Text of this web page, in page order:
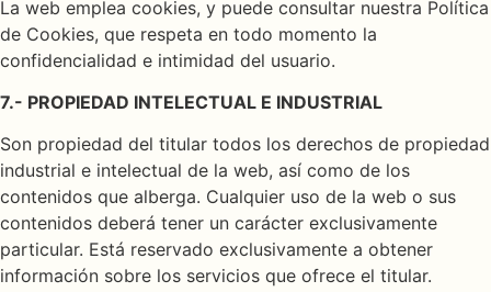
La web emplea cookies, y puede consultar nuestra Política
de Cookies, que respeta en todo momento la
confidencialidad e intimidad del usuario.
7.- PROPIEDAD INTELECTUAL E INDUSTRIAL
Son propiedad del titular todos los derechos de propiedad
industrial e intelectual de la web, así como de los
contenidos que alberga. Cualquier uso de la web o sus
contenidos deberá tener un carácter exclusivamente
particular. Está reservado exclusivamente a obtener
información sobre los servicios que ofrece el titular.